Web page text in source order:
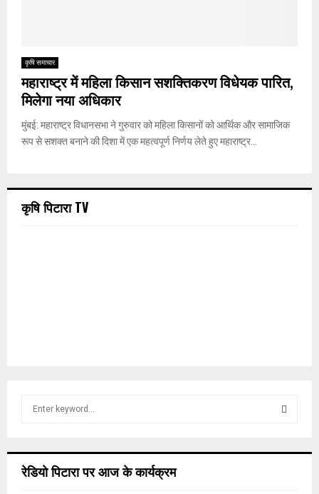
कृषि समाचार
महाराष्ट्र में महिला किसान सशक्तिकरण विधेयक पारित,
मिलेगा नया अधिकार
मुंबई: महाराष्ट्र विधानसभा ने गुरुवार को महिला किसानों को आर्थिक और सामाजिक
रूप से सशक्त बनाने की दिशा में एक महत्वपूर्ण निर्णय लेते हुए महाराष्ट्र...
कृषि पिटारा TV
h
रेडियो पिटारा पर आज के कार्यक्रम